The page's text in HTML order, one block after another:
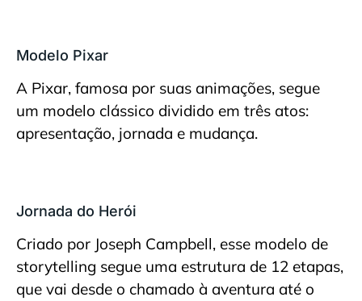
Modelo Pixar
A Pixar, famosa por suas animações, segue
um modelo clássico dividido em três atos:
apresentação, jornada e mudança.
Jornada do Herói
Criado por Joseph Campbell, esse modelo de
storytelling segue uma estrutura de 12 etapas,
que vai desde o chamado à aventura até o